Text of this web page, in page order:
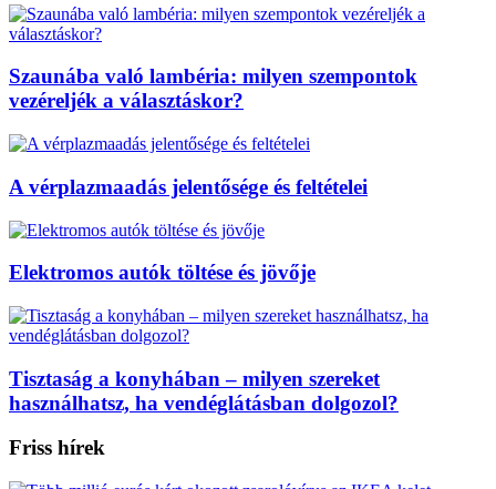
Szaunába való lambéria: milyen szempontok
vezéreljék a választáskor?
A vérplazmaadás jelentősége és feltételei
Elektromos autók töltése és jövője
Tisztaság a konyhában – milyen szereket
használhatsz, ha vendéglátásban dolgozol?
Friss hírek